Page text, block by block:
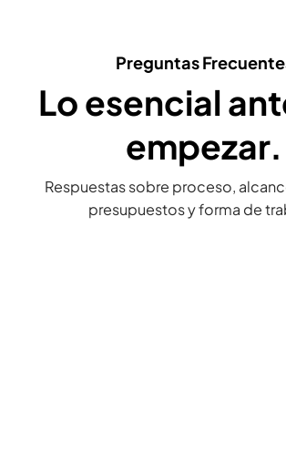
Preguntas
Lo esencial
empezar.
Respuestas sobre proceso,
presupuestos y forma de